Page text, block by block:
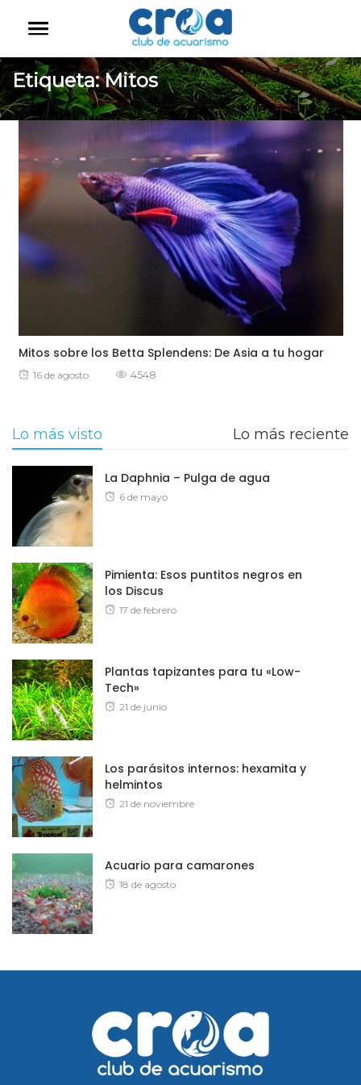
Etiqueta:Mitos
Mitos sobre los Betta Splendens: De Asia a tu hogar
Posted
16 de agosto 4548
Lo más visto Lo más reciente
La Daphnia – Pulga de agua
Posted
6 de mayo
Pimienta: Esos puntitos negros en
los Discus
Posted
17 de febrero
Plantas tapizantes para tu «Low-
Tech»
Posted
21 de junio
Los parásitos internos: hexamita y
helmintos
Posted
21 de noviembre
Acuario para camarones
Posted
18 de agosto